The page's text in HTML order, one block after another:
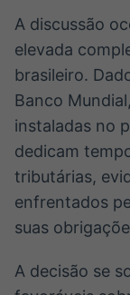
A discussão
elevada
brasileiro.
Banco
instaladas no
dedicam
tributárias,
enfrentados
suas
A decisão se